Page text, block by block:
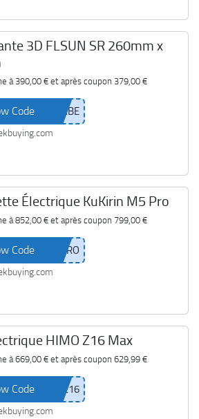
3D FLSUN SR 260mm x
à 390,00 €et après coupon 379,00 €
Code
Électrique KuKirin M5 Pro
à852,00 €et après coupon 799,00 €
Code
HIMO Z16 Max
à669,00 €et après coupon 629,99 €
Code